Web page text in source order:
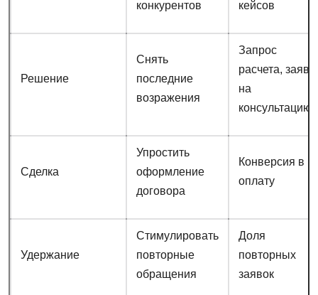
конкурентов кейсов
Решение
Снять
последние
возражения
Запрос
расчета,
на
консультацию
Сделка
Упростить
оформление
договора
Конверсия в
оплату
Удержание
Стимулировать
повторные
обращения
Доля
повторных
заявок